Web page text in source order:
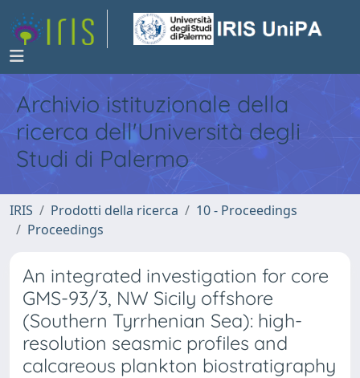
Archivio istituzionale della
ricerca dell'Università degli
Studi di Palermo
IRIS Prodotti della ricerca
10 - Proceedings
Proceedings
An integrated investigation for core
GMS-93/3, NW Sicily offshore
(Southern Tyrrhenian Sea): high-
resolution seasmic profiles and
calcareous plankton biostratigraphy